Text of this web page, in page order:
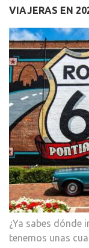
VIAJERAS EN
¿Ya sabes dónde
tenemos unas